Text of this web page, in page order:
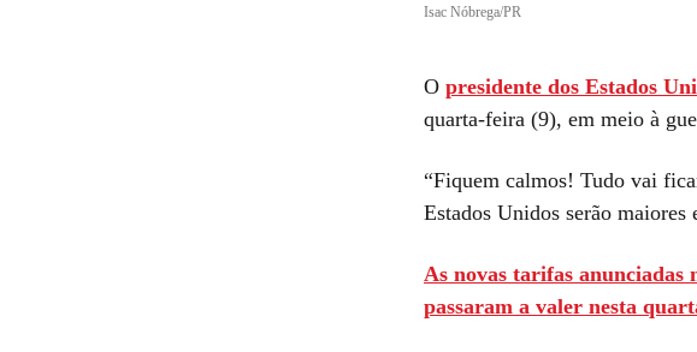
Isac Nóbrega/PR
O presidente dos Estados
quarta-feira (9), em meio à
“Fiquem calmos! Tudo vai
Estados Unidos serão
As novas tarifas anunciadas
passaram a valer nesta